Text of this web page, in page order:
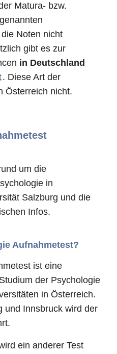
Matura- bzw.
Noten nicht
gibt es zur
in Deutschland
. Diese Art der
Österreich nicht.
um die
in
Salzburg und die
Infos.
Aufnahmetest?
ist eine
der Psychologie
in Österreich.
und Innsbruck wird der
ein anderer Test